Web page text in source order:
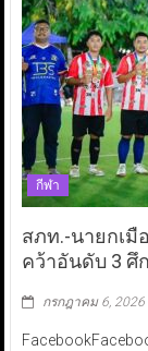
กีฬา
สภท.-นายกเมื
คว้าอันดับ 3 ศึ
กรกฎาคม 6, 2026